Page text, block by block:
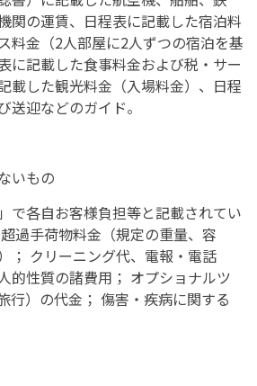
関の運賃、日程表に記載した宿泊料
料金（2人部屋に2人ずつの宿泊を基
に記載した食事料金および税・サー
載した観光料金（入場料金）、日程
送迎などのガイド。
いもの
で各自お客様負担等と記載されてい
過手荷物料金（規定の重量、容
； クリーニング代、電報・電話
的性質の諸費用； オプショナルツ
行）の代金； 傷害・疾病に関する